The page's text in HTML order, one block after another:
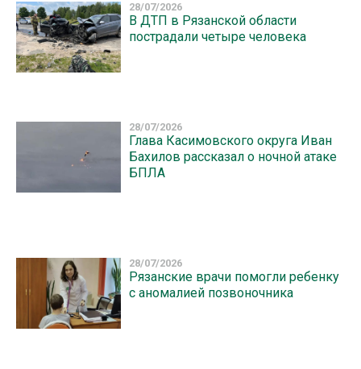
28/07/2026
В ДТП в Рязанской области
пострадали четыре человека
28/07/2026
Глава Касимовского округа Иван
Бахилов рассказал о ночной атаке
БПЛА
28/07/2026
Рязанские врачи помогли ребенку
с аномалией позвоночника